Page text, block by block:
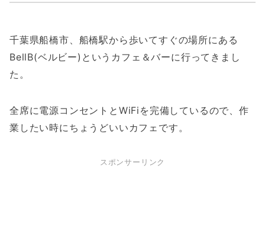
千葉県船橋市、船橋駅から歩いてすぐの場所にある
BellB(ベルビー)というカフェ＆バーに行ってきまし
た。
全席に電源コンセントとWiFiを完備しているので、作
業したい時にちょうどいいカフェです。
スポンサーリンク